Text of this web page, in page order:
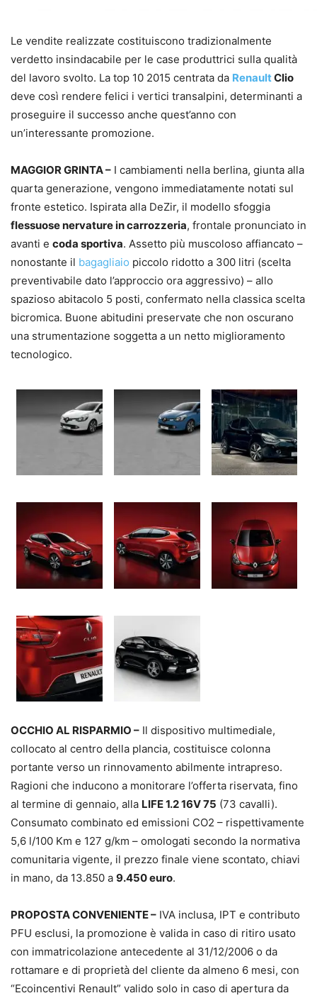
Le vendite realizzate costituiscono tradizionalmente
verdetto insindacabile per le case produttrici sulla qualità
del lavoro svolto. La top 10 2015 centrata da RenaultClio
deve così rendere felici i vertici transalpini, determinanti a
proseguire il successo anche quest’anno con
un’interessante promozione.
MAGGIOR GRINTA – I cambiamenti nella berlina, giunta alla
quarta generazione, vengono immediatamente notati sul
fronte estetico. Ispirata alla DeZir, il modello sfoggia
flessuose nervature in carrozzeria, frontale pronunciato in
avanti e coda sportiva. Assetto più muscoloso affiancato –
nonostante il bagagliaio piccolo ridotto a 300 litri (scelta
preventivabile dato l’approccio ora aggressivo) – allo
spazioso abitacolo 5 posti, confermato nella classica scelta
bicromica. Buone abitudini preservate che non oscurano
una strumentazione soggetta a un netto miglioramento
tecnologico.
OCCHIO AL RISPARMIO – Il dispositivo multimediale,
collocato al centro della plancia, costituisce colonna
portante verso un rinnovamento abilmente intrapreso.
Ragioni che inducono a monitorare l’offerta riservata, fino
al termine di gennaio, alla LIFE 1.2 16V 75 (73 cavalli).
Consumato combinato ed emissioni CO2 – rispettivamente
5,6 l/100 Km e 127 g/km – omologati secondo la normativa
comunitaria vigente, il prezzo finale viene scontato, chiavi
in mano, da 13.850 a 9.450 euro.
PROPOSTA CONVENIENTE – IVA inclusa, IPT e contributo
PFU esclusi, la promozione è valida in caso di ritiro usato
con immatricolazione antecedente al 31/12/2006 o da
rottamare e di proprietà del cliente da almeno 6 mesi, con
“Ecoincentivi Renault” valido solo in caso di apertura da